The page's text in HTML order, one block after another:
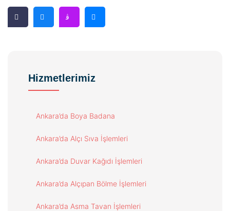
Hizmetlerimiz
Ankara’da Boya Badana
Ankara’da Alçı Sıva İşlemleri
Ankara’da Duvar Kağıdı İşlemleri
Ankara’da Alçıpan Bölme İşlemleri
Ankara’da Asma Tavan İşlemleri